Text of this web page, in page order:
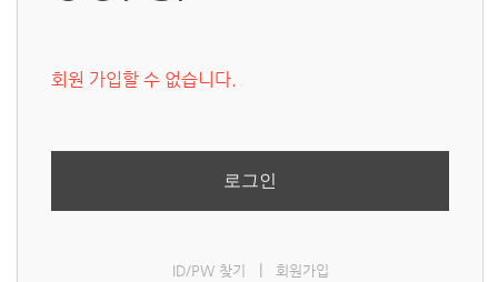
회원 가입할 수 없습니다.
로그인
ID/PW 찾기 회원가입